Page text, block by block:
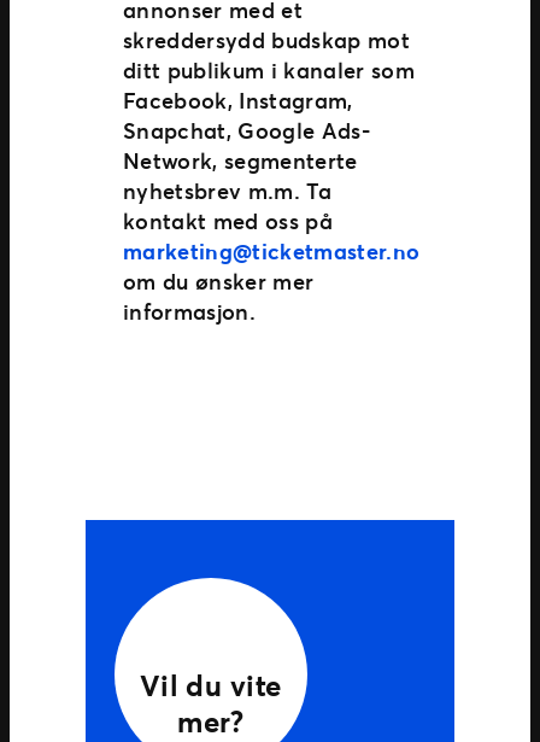
annonser med et
skreddersydd budskap mot
ditt publikum i kanaler som
Facebook, Instagram,
Snapchat, Google Ads-
Network, segmenterte
nyhetsbrev m.m. Ta
kontakt med oss på
marketing@ticketmaster.no
om du ønsker mer
informasjon.
Vil du vite
mer?